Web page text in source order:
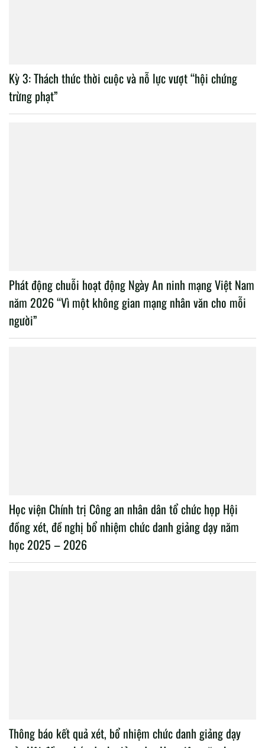
Kỳ 3: Thách thức thời cuộc và nỗ lực vượt “hội chứng
trừng phạt”
Phát động chuỗi hoạt động Ngày An ninh mạng Việt Nam
năm 2026 “Vì một không gian mạng nhân văn cho mỗi
người”
Học viện Chính trị Công an nhân dân tổ chức họp Hội
đồng xét, đề nghị bổ nhiệm chức danh giảng dạy năm
học 2025 – 2026
Thông báo kết quả xét, bổ nhiệm chức danh giảng dạy